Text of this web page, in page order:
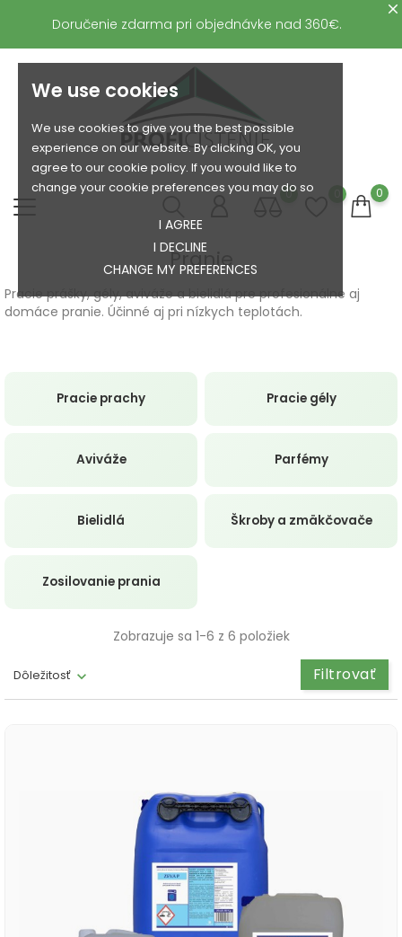
We use cookies
We use cookies to give you the best possible
experience on our website. By clicking OK, you
agree to our cookie policy. If you would like to
change your cookie preferences you may do so
I AGREE
I DECLINE
CHANGE MY PREFERENCES
Doručenie zdarma pri objednávke nad 360€.
0 0
Pranie
Pracie prášky, gély, aviváže a bielidlá pre profesionálne aj
domáce pranie. Účinné aj pri nízkych teplotách.
Pracie prachy Pracie gély
Aviváže Parfémy
Bielidlá Škroby a zmäkčovače
Zosilovanie prania
Dôležitosť Filtrovať
Zobrazuje sa 1-6 z 6 položiek